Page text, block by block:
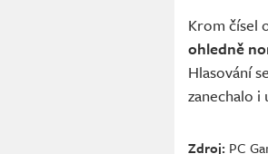
Krom čísel
ohledně
Hlasování
zanechalo
Zdroj: PC